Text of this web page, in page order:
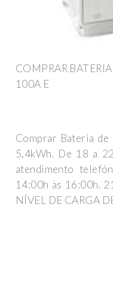
COMPRAR
100A E
Comprar Bateria
5,4kWh. De 18 a
atendimento
14:00h às 16:00h.
NÍVEL DE CARGA